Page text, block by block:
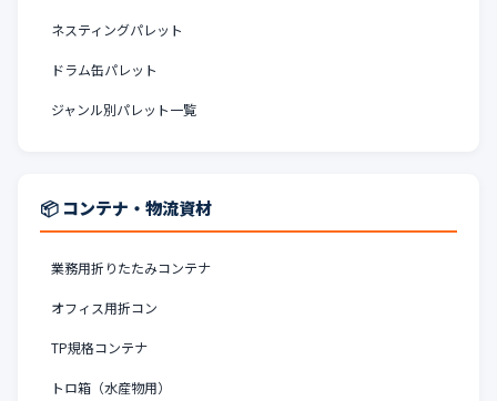
ネスティングパレット
ドラム缶パレット
ジャンル別パレット一覧
📦 コンテナ・物流資材
業務用折りたたみコンテナ
オフィス用折コン
TP規格コンテナ
トロ箱（水産物用）